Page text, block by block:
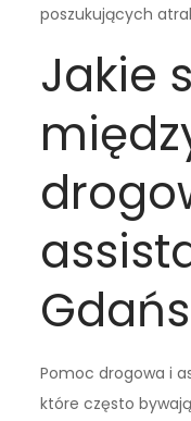
poszukujących
Jakie
Pomoc drogowa i
które często